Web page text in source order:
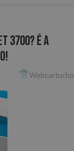
3700? É a
Webcartucho